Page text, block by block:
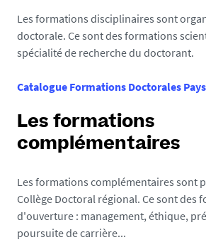
Les formations disciplinaires sont
doctorale. Ce sont des formations
spécialité de recherche du doctorant.
Catalogue Formations Doctorales
Les formations
complémentaires
Les formations complémentaires sont
Collège Doctoral régional. Ce sont des
d'ouverture : management, éthique,
poursuite de carrière...